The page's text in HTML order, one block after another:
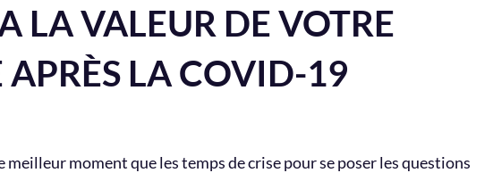
LA VALEUR DE VOTRE
APRÈS LA COVID-19
meilleur moment que les temps de crise pour se poser les questions